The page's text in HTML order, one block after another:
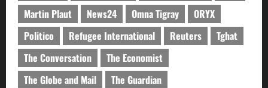
Martin Plaut
News24 Omna Tigray
ORYX
Politico
Refugee International Reuters
Tghat
The Conversation
The Economist
The Globe and Mail
The Guardian